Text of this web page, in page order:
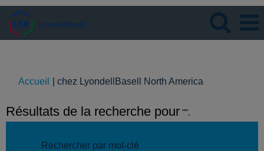
Accueil chez LyondellBasell North America
Résultats de la recherche pour "".
Rechercher par mot-clé